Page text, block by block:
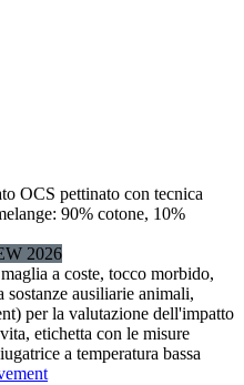
OCS pettinato con tecnica
90% cotone, 10%
2026
a coste, tocco morbido,
sostanze ausiliarie animali,
per la valutazione dell'impatto
etichetta con le misure
a temperatura bassa